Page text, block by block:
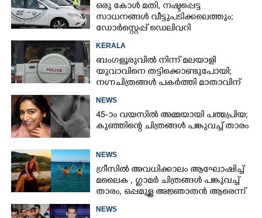
ഒരു കോൾ മതി,​ നഷ്ടപ്പെട്ട
സാധനങ്ങൾ വീട്ടുപടിക്കലെത്തും;​
ഡോർസ്റ്റെപ്പ് ഡെലിവറി
KERALA
ബംഗളൂരുവിൽ നിന്ന് മലയാളി
യുവാവിനെ തട്ടിക്കൊണ്ടുപോയി;
നഗ്നചിത്രങ്ങൾ പകർത്തി മാതാവിന്
NEWS
45-ാം വയസിൽ അമ്മയായി പത്മപ്രിയ;
കുഞ്ഞിന്റെ ചിത്രങ്ങൾ പങ്കുവച്ച് താരം
NEWS
ഗ്രീസിൽ അവധിക്കാലം ആഘോഷിച്ച്
മലൈക ,​ ഗ്ലാമർ ചിത്രങ്ങൾ പങ്കുവച്ച്
താരം,​ ഒപ്പമുള്ള അജ്ഞാതൻ ആരെന്ന്
NEWS